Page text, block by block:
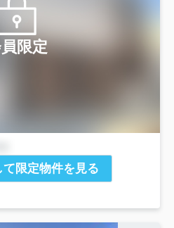
限定
限定物件を見る